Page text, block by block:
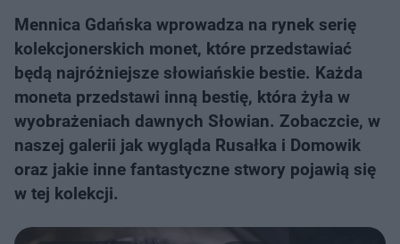
Mennica Gdańska wprowadza na rynek serię
kolekcjonerskich monet, które przedstawiać
będą najróżniejsze słowiańskie bestie. Każda
moneta przedstawi inną bestię, która żyła w
wyobrażeniach dawnych Słowian. Zobaczcie, w
naszej galerii jak wygląda Rusałka i Domowik
oraz jakie inne fantastyczne stwory pojawią się
w tej kolekcji.